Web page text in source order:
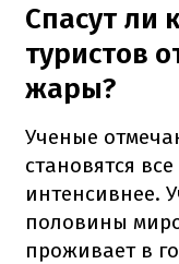
Спасут ли
туристов
жары?
Ученые
становятся
интенсивнее.
половины
проживает в